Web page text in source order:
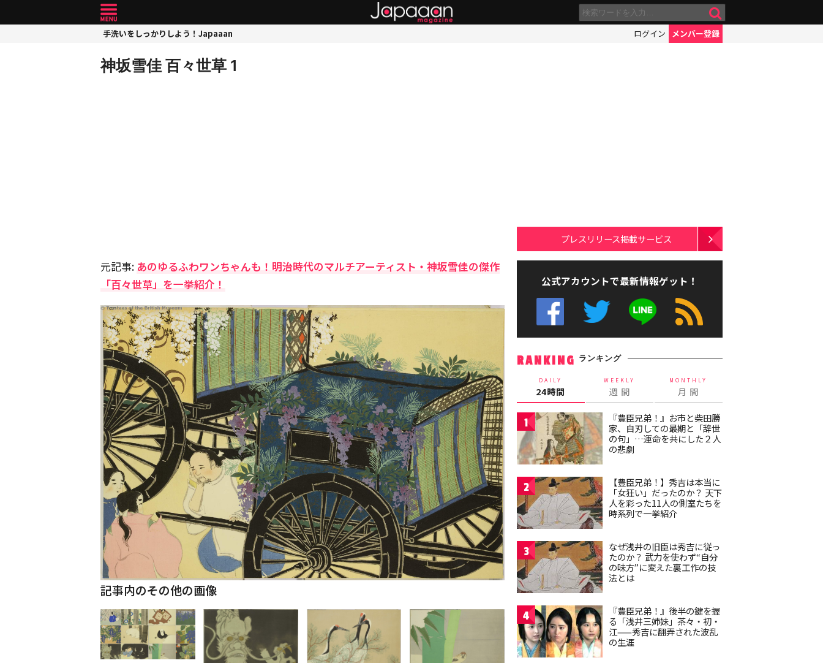
手洗いをしっかりしよう！Japaaan ログイン メンバー登録
神坂雪佳 百々世草 1
元記事: あのゆるふわワンちゃんも！明治時代のマルチアーティスト・神坂雪佳の傑作
「百々世草」を一挙紹介！
記事内のその他の画像
プレスリリース掲載サービス
公式アカウントで最新情報ゲット！
RANKING ランキング
DAILY
24時間
WEEKLY
週 間
MONTHLY
月 間
1
『豊臣兄弟！』お市と柴田勝
家、自刃しての最期と「辞世
の句」…運命を共にした２人
の悲劇
2
【豊臣兄弟！】秀吉は本当に
「女狂い」だったのか？ 天下
人を彩った11人の側室たちを
時系列で一挙紹介
3
なぜ浅井の旧臣は秀吉に従っ
たのか？ 武力を使わず“自分
の味方”に変えた裏工作の技
法とは
4
『豊臣兄弟！』後半の鍵を握
る「浅井三姉妹」茶々・初・
江——秀吉に翻弄された波乱
の生涯